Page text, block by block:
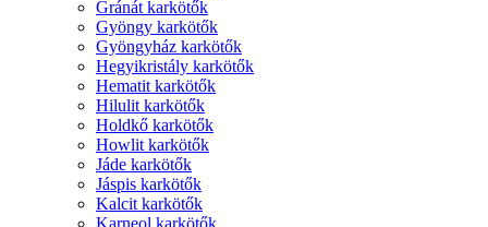
Gránát karkötők
Gyöngy karkötők
Gyöngyház karkötők
Hegyikristály karkötők
Hematit karkötők
Hilulit karkötők
Holdkő karkötők
Howlit karkötők
Jáde karkötők
Jáspis karkötők
Kalcit karkötők